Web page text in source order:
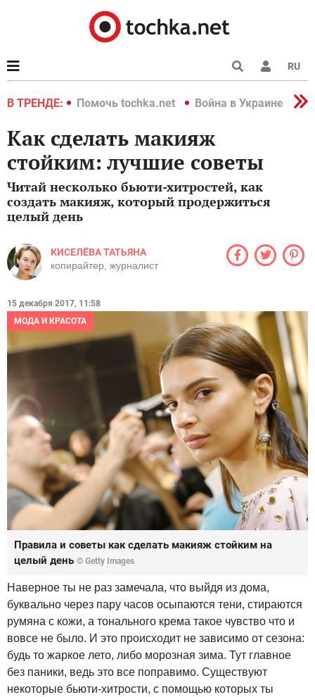
RU
В ТРЕНДЕ:
2022 Помочь tochka.net Война в Украине 2022
Как сделать макияж
стойким: лучшие советы
Читай несколько бьюти-хитростей, как
создать макияж, который продержиться
целый день
КИСЕЛЁВА ТАТЬЯНА
копирайтер, журналист
15 декабря 2017, 11:58
МОДА И КРАСОТА
Правила и советы как сделать макияж стойким на
целый день © Getty Images
Наверное ты не раз замечала, что выйдя из дома,
буквально через пару часов осыпаются тени, стираются
румяна с кожи, а тонального крема такое чувство что и
вовсе не было. И это происходит не зависимо от сезона:
будь то жаркое лето, либо морозная зима. Тут главное
без паники, ведь это все поправимо. Существуют
некоторые бьюти-хитрости, с помощью которых ты